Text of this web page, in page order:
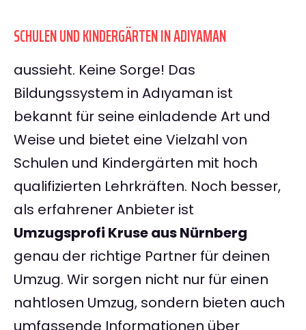
SCHULEN UND KINDERGÄRTEN IN ADIYAMAN
aussieht. Keine Sorge! Das
Bildungssystem in Adıyaman ist
bekannt für seine einladende Art und
Weise und bietet eine Vielzahl von
Schulen und Kindergärten mit hoch
qualifizierten Lehrkräften. Noch besser,
als erfahrener Anbieter ist
Umzugsprofi Kruse aus Nürnberg
genau der richtige Partner für deinen
Umzug. Wir sorgen nicht nur für einen
nahtlosen Umzug, sondern bieten auch